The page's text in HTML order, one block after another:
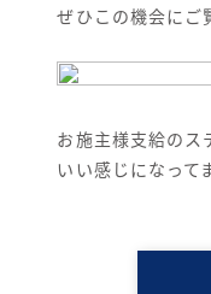
ぜひこの機会にご
お施主様支給のス
いい感じになって